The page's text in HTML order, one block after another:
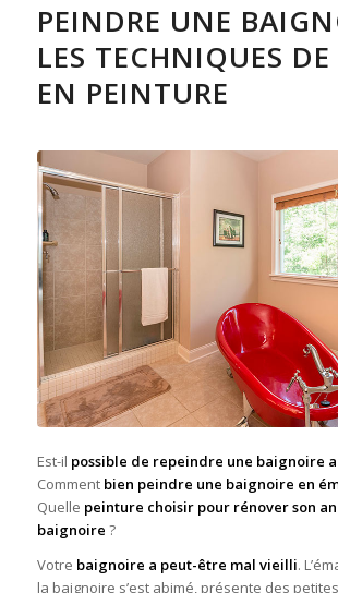
PEINDRE UNE
LES TECHNIQUES
EN PEINTURE
Est-il possible de repeindre une baignoire
Comment bien peindre une baignoire en
Quelle peinture choisir pour rénover son
baignoire ?
Votre baignoire a peut-être mal vieilli.
la baignoire s’est abimé, présente des